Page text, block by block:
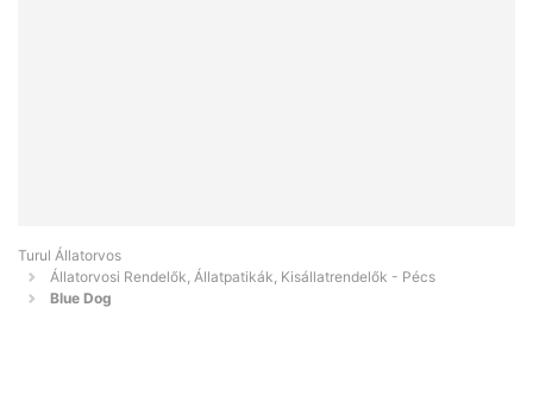
Turul Állatorvos
Állatorvosi Rendelők, Állatpatikák, Kisállatrendelők - Pécs
Blue Dog